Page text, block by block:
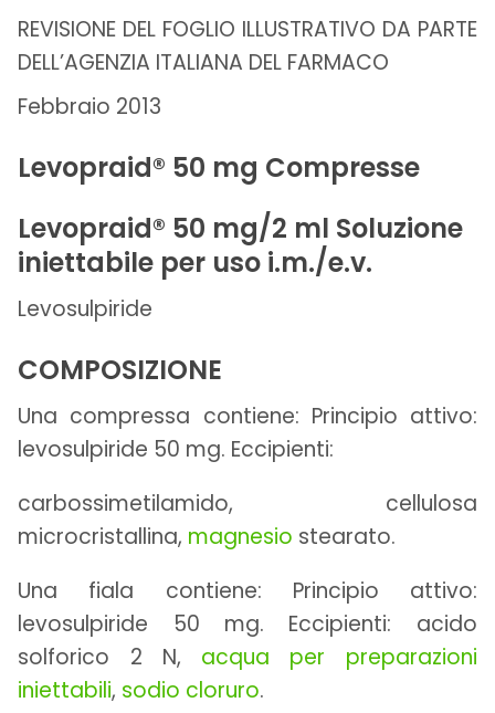
REVISIONE DEL FOGLIO ILLUSTRATIVO DA PARTE
DELL’AGENZIA ITALIANA DEL FARMACO
Febbraio 2013
Levopraid® 50 mg Compresse
Levopraid® 50 mg/2 ml Soluzione
iniettabile per uso i.m./e.v.
Levosulpiride
COMPOSIZIONE
Una compressa contiene: Principio attivo:
levosulpiride 50 mg. Eccipienti:
carbossimetilamido, cellulosa
microcristallina, magnesio stearato.
Una fiala contiene: Principio attivo:
levosulpiride 50 mg. Eccipienti: acido
solforico 2 N, acqua per preparazioni
iniettabili, sodio cloruro.